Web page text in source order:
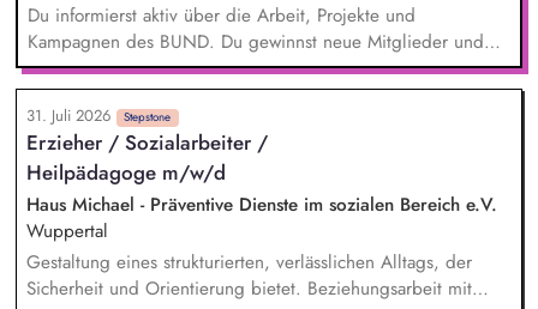
Du informierst aktiv über die Arbeit, Projekte und
Kampagnen des BUND. Du gewinnst neue Mitglieder und
stärkst damit langfristig den Umwelt- und Naturschutz. Du
beantwortest Fragen zu Umwelt-, Arten- und Klimaschutz nach
bestem Wissen und Gewissen. Du unterstützt Kampagnen
und Aktionen, beispielsweise durch das Sammeln von
Unterschriften für Petitionen.
31. Juli 2026 Stepstone
Erzieher / Sozialarbeiter /
Heilpädagoge m/w/d
Haus Michael - Präventive Dienste im sozialen Bereich e.V.
Wuppertal
Gestaltung eines strukturierten, verlässlichen Alltags, der
Sicherheit und Orientierung bietet. Beziehungsarbeit mit